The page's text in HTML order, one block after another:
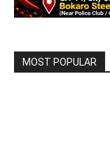
MOST POPULAR